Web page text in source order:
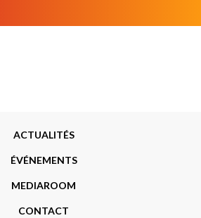
ACTUALITÉS
ÉVÉNEMENTS
MEDIAROOM
CONTACT